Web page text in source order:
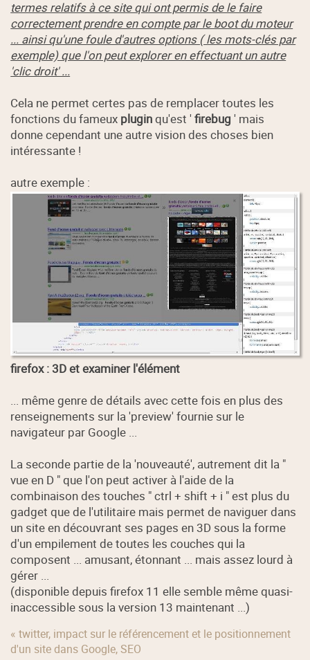
termes relatifs à ce site qui ont permis de le faire
correctement prendre en compte par le boot du moteur
... ainsi qu'une foule d'autres options ( les mots-clés par
exemple) que l'on peut explorer en effectuant un autre
'clic droit' ...
Cela ne permet certes pas de remplacer toutes les
fonctions du fameux pluginqu'est 'firebug ' mais
donne cependant une autre vision des choses bien
intéressante !
autre exemple :
firefox : 3D et examiner l'élément
... même genre de détails avec cette fois en plus des
renseignements sur la 'preview' fournie sur le
navigateur par Google ...
La seconde partie de la 'nouveauté', autrement dit la "
vue en D " que l'on peut activer à l'aide de la
combinaison des touches " ctrl + shift + i " est plus du
gadget que de l'utilitaire mais permet de naviguer dans
un site en découvrant ses pages en 3D sous la forme
d'un empilement de toutes les couches qui la
composent ... amusant, étonnant ... mais assez lourd à
gérer ...
(disponible depuis firefox 11 elle semble même quasi-
inaccessible sous la version 13 maintenant ...)
« twitter, impact sur le référencement et le positionnement
d'un site dans Google, SEO